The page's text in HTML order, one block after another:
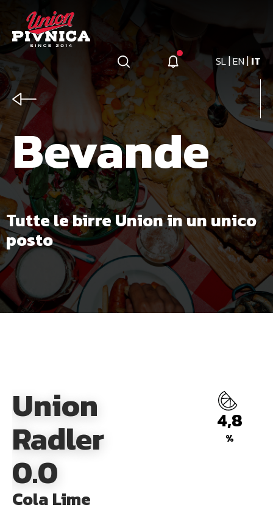
Bevande
Tutte le birre Union in un unico
posto
Union
Radler
0.0
Cola Lime
4,8
%
SL|EN|IT